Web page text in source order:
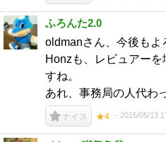
ふろんた2.0
oldmanさん、今後もよ
Honzも、レビュアー
すね。
あれ、事務局の人代わ
ナイス ★4 2015/05/13